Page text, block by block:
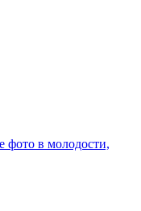
фото в молодости,